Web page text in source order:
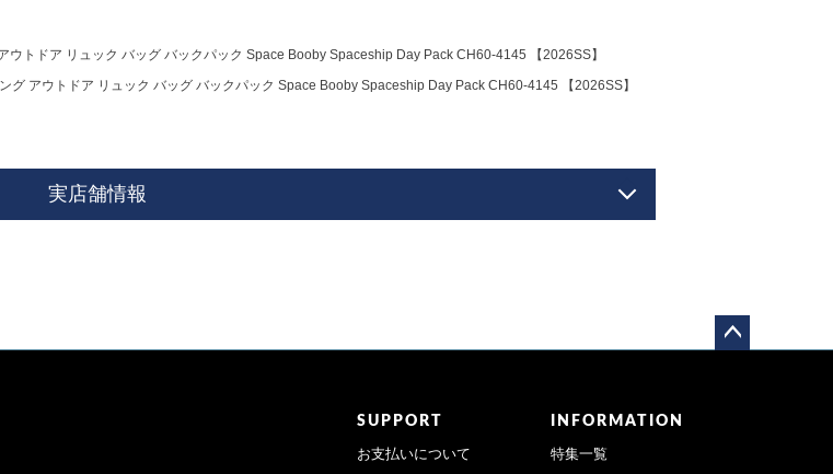
トドア リュック バッグ バックパック Space Booby Spaceship Day Pack CH60-4145 【2026SS】
グ アウトドア リュック バッグ バックパック Space Booby Spaceship Day Pack CH60-4145 【2026SS】
実店舗情報
SUPPORT
お支払いについて
INFORMATION
特集一覧